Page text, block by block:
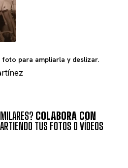
foto para ampliarla y deslizar.
COLABORA CON
TUS FOTOS O VÍDEOS